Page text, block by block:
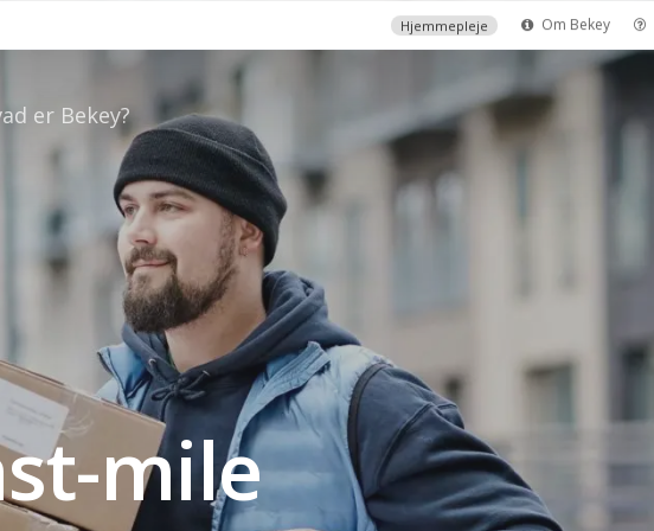
Hjemmepleje Om Bekey
er Bekey?
mile